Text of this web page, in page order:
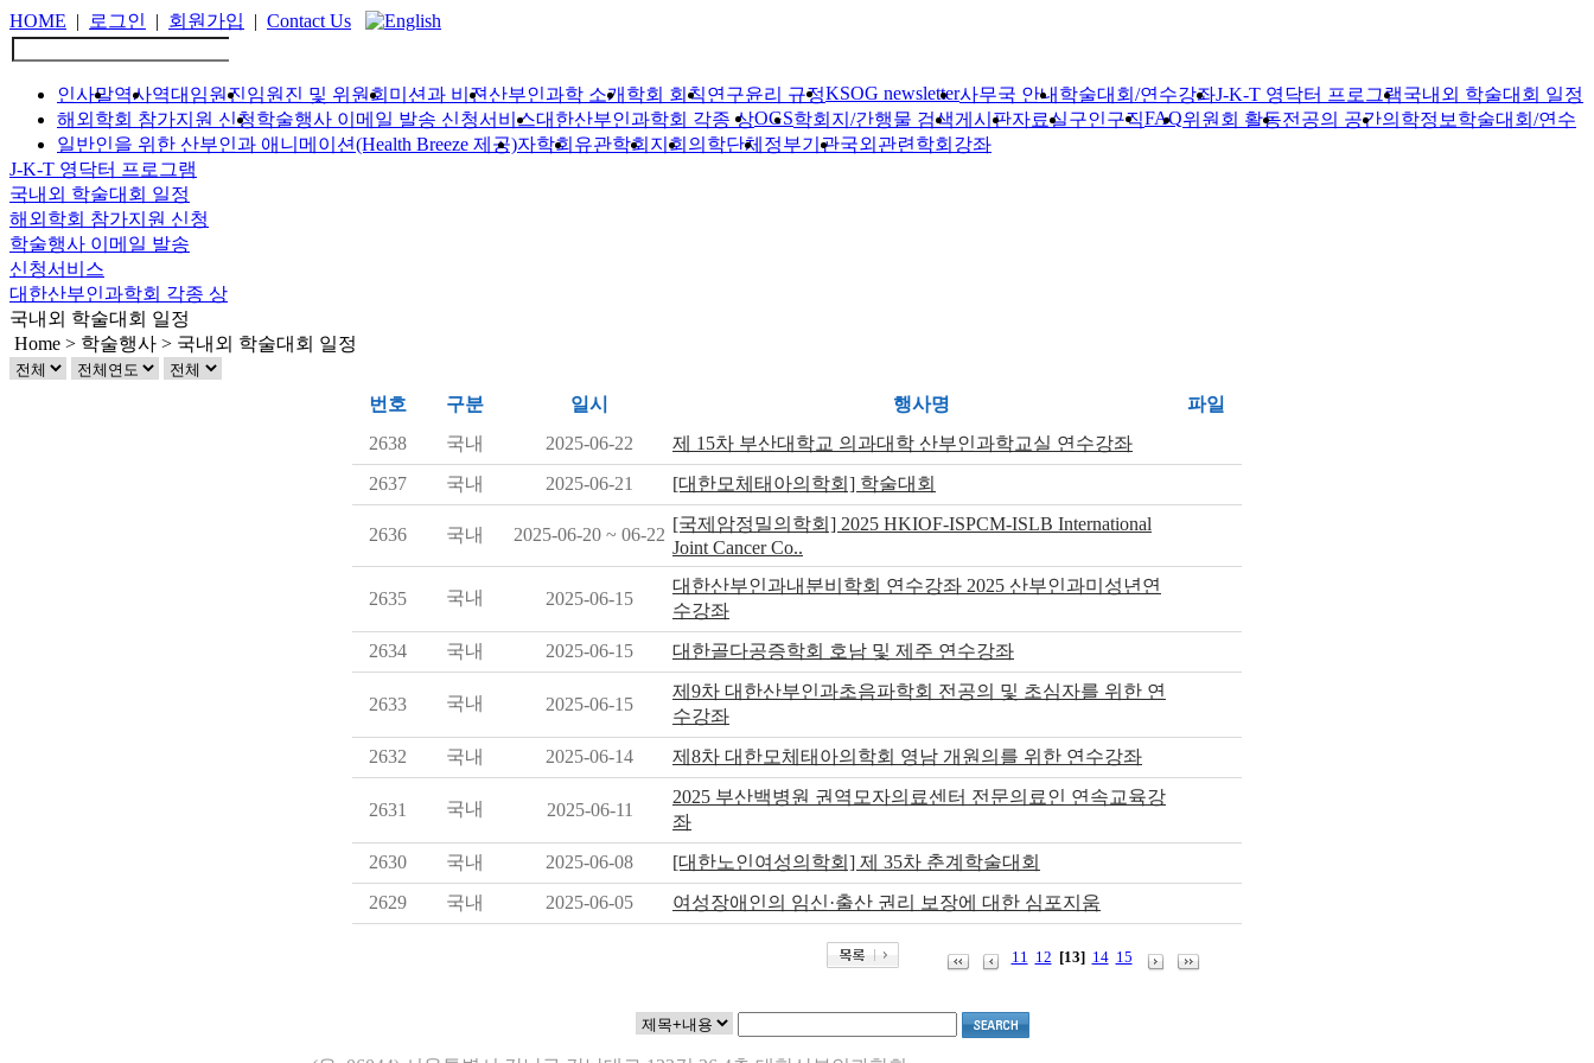
HOME | 로그인 | 회원가입 | Contact Us
인사말역사역대임원진임원진 및 위원회 미션과 비젼산부인과학 소개 학회 회칙연구윤리 규정KSOG newsletter사무국 안내 학술대회/연수강좌J-K-T 영닥터 프로그램국내외 학술대회 일정
해외학회 참가지원 신청학술행사 이메일 발송 신청서비스대한산부인과학회 각종 상OGS학회지/간행물 검색게시판자료실구인구직FAQ위원회 활동전공의 공간의학정보
일반인을 위한 산부인과 애니메이션(Health Breeze 제공)자학회 유관학회 지회 의학단체 정부기관국외관련학회
학술대회/연수
강좌
J-K-T 영닥터 프로그램
국내외 학술대회 일정
해외학회 참가지원 신청
학술행사 이메일 발송
신청서비스
대한산부인과학회 각종 상
국내외 학술대회 일정
Home > 학술행사 > 국내외 학술대회 일정
번호 구분 일시 행사명
파일
2638
국내 2025-06-22
제 15차 부산대학교 의과대학 산부인과학교실 연수강좌
2637
국내 2025-06-21 [대한모체태아의학회] 학술대회
2636 국내 2025-06-20 ~ 06-22
[국제암정밀의학회] 2025 HKIOF-ISPCM-ISLB International
Joint Cancer Co..
2635 국내 2025-06-15
대한산부인과내분비학회 연수강좌 2025 산부인과미성년연
수강좌
2634
국내 2025-06-15 대한골다공증학회 호남 및 제주 연수강좌
2633 국내 2025-06-15
제9차 대한산부인과초음파학회 전공의 및 초심자를 위한 연
수강좌
2632
국내 2025-06-14 제8차 대한모체태아의학회 영남 개원의를 위한 연수강좌
2631 국내 2025-06-11
2025 부산백병원 권역모자의료센터 전문의료인 연속교육강
좌
2630
국내 2025-06-08
[대한노인여성의학회] 제 35차 춘계학술대회
2629
국내 2025-06-05 여성장애인의 임신·출산 권리 보장에 대한 심포지움
11 12 [13] 14 15